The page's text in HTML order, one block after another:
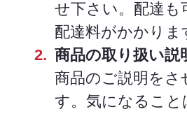
せ下さい。配達も
配達料がかかりま
商品の取り扱い説
商品のご説明をさ
す。気になること